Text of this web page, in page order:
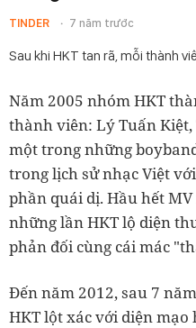
TINDER 7 năm trước
Sau khi HKT tan rã, mỗi thành
Năm 2005 nhóm HKT
thành viên: Lý Tuấn Kiệt,
một trong những
trong lịch sử nhạc Việt
phần quái dị. Hầu hết
những lần HKT lộ diện
phản đối cùng cái mác
Đến năm 2012, sau 7
HKT lột xác với diện